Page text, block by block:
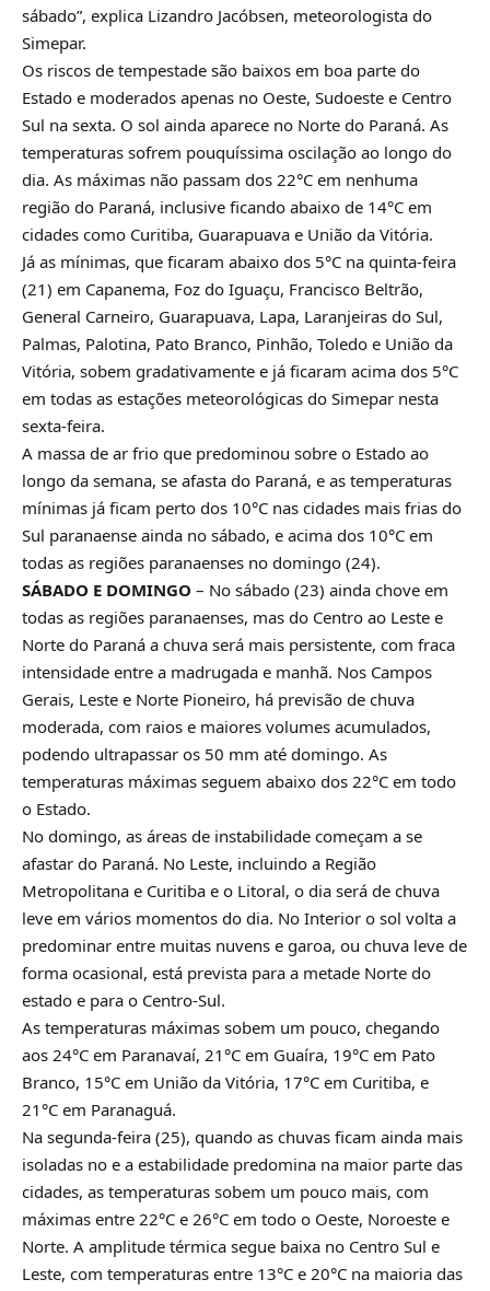
sábado”, explica Lizandro Jacóbsen, meteorologista do
Simepar.
Os riscos de tempestade são baixos em boa parte do
Estado e moderados apenas no Oeste, Sudoeste e Centro
Sul na sexta. O sol ainda aparece no Norte do Paraná. As
temperaturas sofrem pouquíssima oscilação ao longo do
dia. As máximas não passam dos 22°C em nenhuma
região do Paraná, inclusive ficando abaixo de 14°C em
cidades como Curitiba, Guarapuava e União da Vitória.
Já as mínimas, que ficaram abaixo dos 5°C na quinta-feira
(21) em Capanema, Foz do Iguaçu, Francisco Beltrão,
General Carneiro, Guarapuava, Lapa, Laranjeiras do Sul,
Palmas, Palotina, Pato Branco, Pinhão, Toledo e União da
Vitória, sobem gradativamente e já ficaram acima dos 5°C
em todas as estações meteorológicas do Simepar nesta
sexta-feira.
A massa de ar frio que predominou sobre o Estado ao
longo da semana, se afasta do Paraná, e as temperaturas
mínimas já ficam perto dos 10°C nas cidades mais frias do
Sul paranaense ainda no sábado, e acima dos 10°C em
todas as regiões paranaenses no domingo (24).
SÁBADO E DOMINGO – No sábado (23) ainda chove em
todas as regiões paranaenses, mas do Centro ao Leste e
Norte do Paraná a chuva será mais persistente, com fraca
intensidade entre a madrugada e manhã. Nos Campos
Gerais, Leste e Norte Pioneiro, há previsão de chuva
moderada, com raios e maiores volumes acumulados,
podendo ultrapassar os 50 mm até domingo. As
temperaturas máximas seguem abaixo dos 22°C em todo
o Estado.
No domingo, as áreas de instabilidade começam a se
afastar do Paraná. No Leste, incluindo a Região
Metropolitana e Curitiba e o Litoral, o dia será de chuva
leve em vários momentos do dia. No Interior o sol volta a
predominar entre muitas nuvens e garoa, ou chuva leve de
forma ocasional, está prevista para a metade Norte do
estado e para o Centro-Sul.
As temperaturas máximas sobem um pouco, chegando
aos 24°C em Paranavaí, 21°C em Guaíra, 19°C em Pato
Branco, 15°C em União da Vitória, 17°C em Curitiba, e
21°C em Paranaguá.
Na segunda-feira (25), quando as chuvas ficam ainda mais
isoladas no e a estabilidade predomina na maior parte das
cidades, as temperaturas sobem um pouco mais, com
máximas entre 22°C e 26°C em todo o Oeste, Noroeste e
Norte. A amplitude térmica segue baixa no Centro Sul e
Leste, com temperaturas entre 13°C e 20°C na maioria das